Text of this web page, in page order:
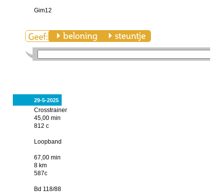
Gim12
29-5-2025
Crosstrainer
45,00 min
812 c
Loopband
67,00 min
8 km
587c
Bd 118/88